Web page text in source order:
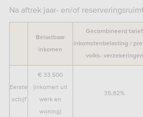
Na aftrek jaar- en/of
Belastbaar
inkomen
Gecombineerd tarief
inkomstenbelasting /
volks- verzekeringen
Eerste
schijf
€ 33.500
(inkomen uit
werk en
woning)
35,82%